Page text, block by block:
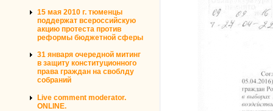
15 мая 2010 г. тюменцы
поддержат всероссийскую
акцию протеста против
реформы бюджетной сферы
31 января очередной митинг
в защиту конституционного
права граждан на своблду
собраний
Live comment moderator.
ONLINE.